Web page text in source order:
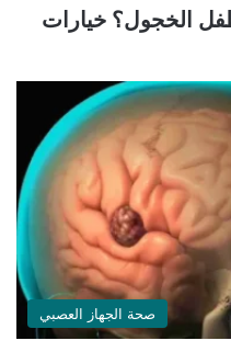
الخجول؟ خيارات
صحة الجهاز العصبي